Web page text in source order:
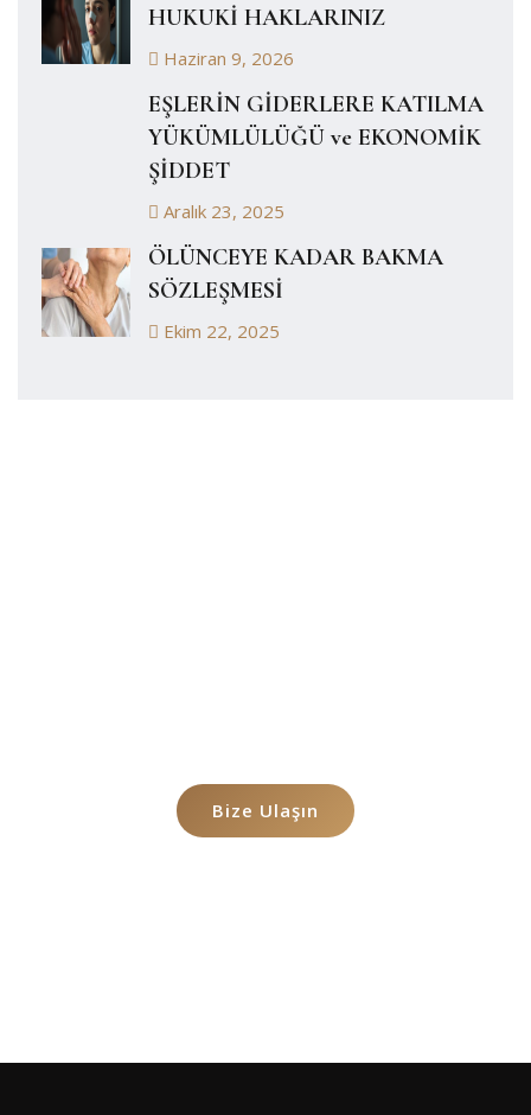
HUKUKİ HAKLARINIZ
Haziran 9, 2026
EŞLERİN GİDERLERE KATILMA
YÜKÜMLÜLÜĞÜ ve EKONOMİK
ŞİDDET
Aralık 23, 2025
ÖLÜNCEYE KADAR BAKMA
SÖZLEŞMESİ
Ekim 22, 2025
Bize Ulaşın